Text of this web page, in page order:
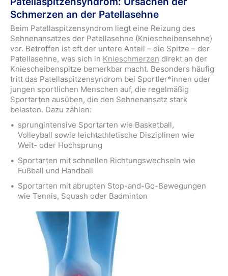
Schmerzen an der Patellasehne
Beim Patellaspitzensyndrom liegt eine Reizung des
Sehnenansatzes der Patellasehne (Kniescheibensehne)
vor. Betroffen ist oft der untere Anteil – die Spitze – der
Patellasehne, was sich in Knieschmerzen direkt an der
Kniescheibenspitze bemerkbar macht. Besonders häufig
tritt das Patellaspitzensyndrom bei Sportler*innen oder
jungen sportlichen Menschen auf, die regelmäßig
Sportarten ausüben, die den Sehnenansatz stark
belasten. Dazu zählen:
sprungintensive Sportarten wie Basketball,
Volleyball sowie leichtathletische Disziplinen wie
Weit- oder Hochsprung
Sportarten mit schnellen Richtungswechseln wie
Fußball und Handball
Sportarten mit abrupten Stop-and-Go-Bewegungen
wie Tennis, Squash oder Badminton